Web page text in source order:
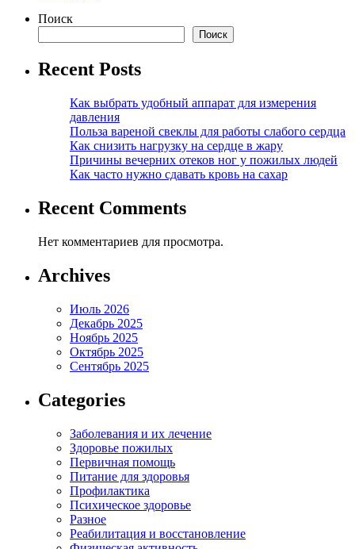
Поиск
Поиск
Recent Posts
Как выбрать удобный аппарат для измерения
давления
Польза вареной свеклы для работы слабого сердца
Как снизить нагрузку на сердце в жару
Причины вечерних отеков ног у пожилых людей
Как часто нужно сдавать кровь на сахар
Recent Comments
Нет комментариев для просмотра.
Archives
Июль 2026
Декабрь 2025
Ноябрь 2025
Октябрь 2025
Сентябрь 2025
Categories
Заболевания и их лечение
Здоровье пожилых
Первичная помощь
Питание для здоровья
Профилактика
Психическое здоровье
Разное
Реабилитация и восстановление